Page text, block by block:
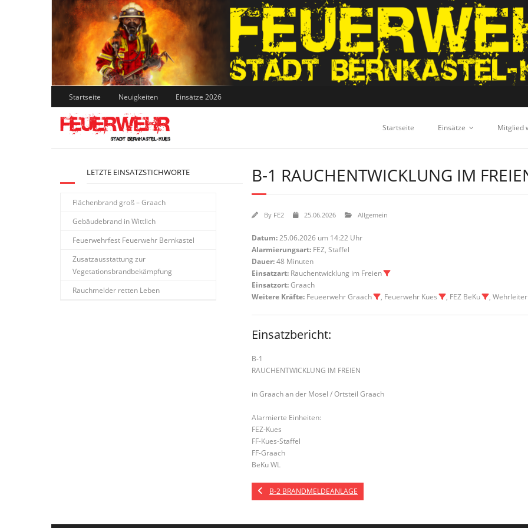
Skip
to
content
Startseite Neuigkeiten Einsätze 2026
Startseite Einsätze Mitglied
B-1 RAUCHENTWICKLUNG IM
By FE2 25.06.2026 Allgemein
Datum:25.06.2026 um 14:22 Uhr
Alarmierungsart: FEZ, Staffel
Dauer:48 Minuten
Einsatzart: Rauchentwicklung im Freien
Einsatzort:Graach
Weitere Kräfte: Feueerwehr Graach , Feuerwehr Kues , FEZ BeKu ,
Einsatzbericht:
B-1
RAUCHENTWICKLUNG IM FREIEN
in Graach an der Mosel / Ortsteil Graach
Alarmierte Einheiten:
FEZ-Kues
FF-Kues-Staffel
FF-Graach
BeKu WL
B-2 BRANDMELDEANLAGE
LETZTE EINSATZSTICHWORTE
Flächenbrand groß – Graach
Gebäudebrand in Wittlich
Feuerwehrfest Feuerwehr Bernkastel
Zusatzausstattung zur
Vegetationsbrandbekämpfung
Rauchmelder retten Leben